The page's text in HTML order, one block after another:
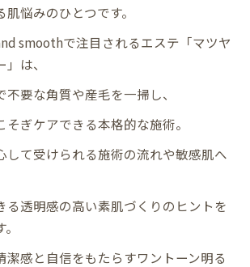
悩みのひとつです。
smoothで注目されるエステ「マツヤ
は、
要な角質や産毛を一掃し、
ぎケアできる本格的な施術。
して受けられる施術の流れや敏感肌へ
る透明感の高い素肌づくりのヒントを
潔感と自信をもたらすワントーン明る